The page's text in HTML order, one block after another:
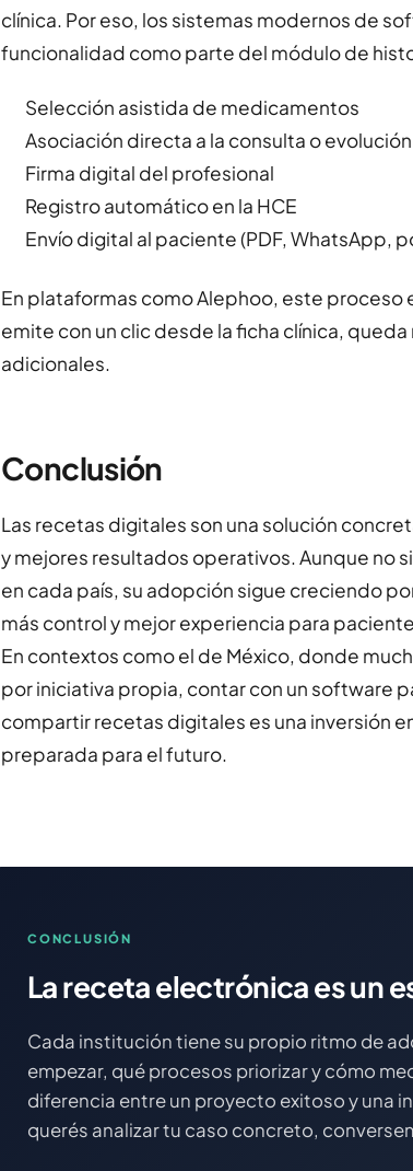
clínica. Por eso, los sistemas modernos de
funcionalidad como parte del módulo de
Selección asistida de medicamentos
Asociación directa a la consulta o
Firma digital del profesional
Registro automático en la HCE
Envío digital al paciente (PDF, WhatsApp,
En plataformas como Alephoo, este
emite con un clic desde la ficha clínica,
adicionales.
Conclusión
Las recetas digitales son una solución
y mejores resultados operativos. Aunque no
en cada país, su adopción sigue creciendo
más control y mejor experiencia para
En contextos como el de México, donde
por iniciativa propia, contar con un software
compartir recetas digitales es una inversión
preparada para el futuro.
CONCLUSIÓN
La receta electrónica es un
Cada institución tiene su propio ritmo de
empezar, qué procesos priorizar y cómo
diferencia entre un proyecto exitoso y una
querés analizar tu caso concreto,